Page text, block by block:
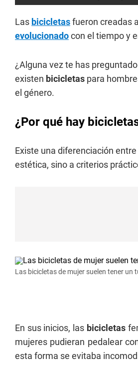
Las bicicletasfueron creadas
evolucionadocon el tiempo y
¿Alguna vez te has
existen bicicletas para
el género.
¿Por qué hay
Existe una diferenciación
estética, sino a criterios
Las bicicletas de mujer suelen tener
En sus inicios, las bicicletas
mujeres pudieran pedalear
esta forma se evitaba